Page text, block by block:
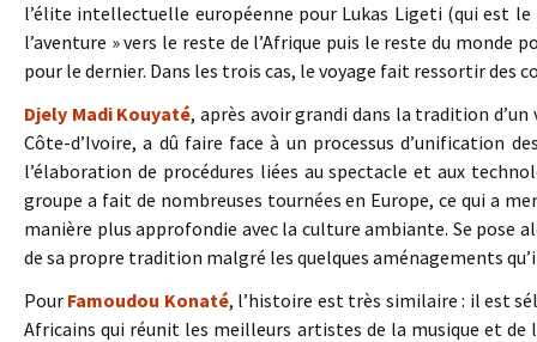
l’élite intellectuelle européenne pour Lukas Ligeti (qui est
l’aventure » vers le reste de l’Afrique puis le reste du monde
pour le dernier. Dans les trois cas, le voyage fait ressortir des
Djely Madi Kouyaté, après avoir grandi dans la tradition
Côte-d’Ivoire, a dû faire face à un processus d’unification
l’élaboration de procédures liées au spectacle et aux
groupe a fait de nombreuses tournées en Europe, ce qui a
manière plus approfondie avec la culture ambiante. Se pose
de sa propre tradition malgré les quelques aménagements
Pour Famoudou Konaté, l’histoire est très similaire : il est
Africains qui réunit les meilleurs artistes de la musique et de